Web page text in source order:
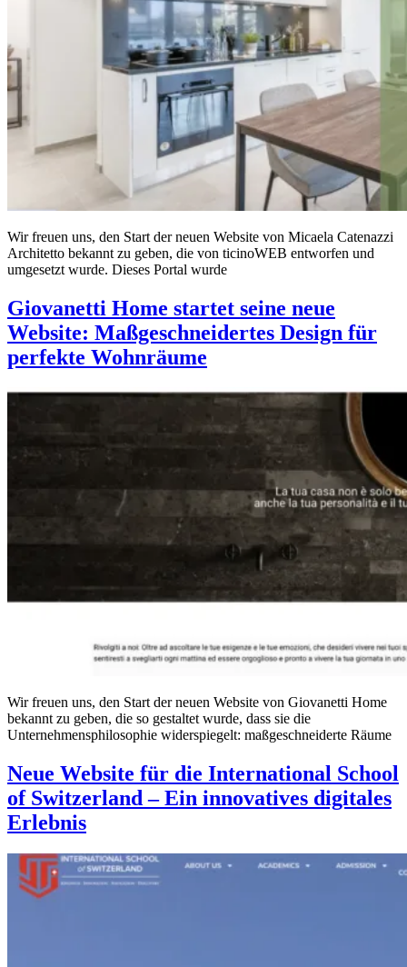
Wir freuen uns, den Start der neuen Website von Micaela Catenazzi
Architetto bekannt zu geben, die von ticinoWEB entworfen und
umgesetzt wurde. Dieses Portal wurde
Giovanetti Home startet seine neue
Website: Maßgeschneidertes Design für
perfekte Wohnräume
Wir freuen uns, den Start der neuen Website von Giovanetti Home
bekannt zu geben, die so gestaltet wurde, dass sie die
Unternehmensphilosophie widerspiegelt: maßgeschneiderte Räume
Neue Website für die International School
of Switzerland – Ein innovatives digitales
Erlebnis